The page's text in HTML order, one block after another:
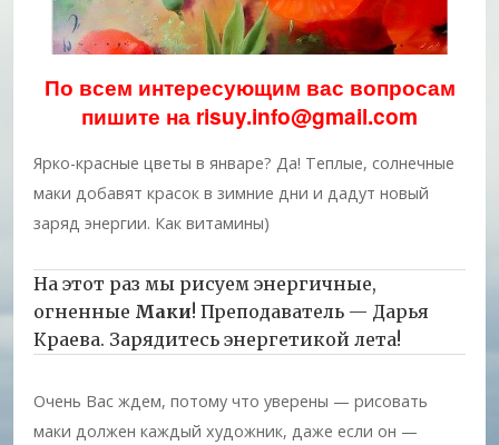
По всем интересующим вас вопросам
пишите на risuy.info@gmail.com
Ярко-красные цветы в январе? Да! Теплые, солнечные
маки добавят красок в зимние дни и дадут новый
заряд энергии. Как витамины)
На этот раз мы рисуем энергичные,
огненные Маки! Преподаватель — Дарья
Краева. Зарядитесь энергетикой лета!
Очень Вас ждем, потому что уверены — рисовать
маки должен каждый художник, даже если он —